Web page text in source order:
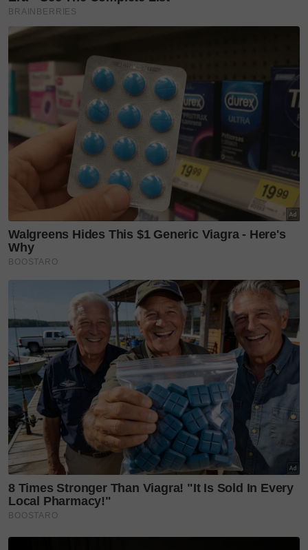
Tidak menjelaskan secara terperinci penyakit
dialami, pelawak berusia 46 tahun itu menegaskan
ia menjadi sebab terbesar beliau menamatkan karier
Pun begitu, pelakonAdnan Sempitdan
Ngangkung
itu berkata beliau masih memerlukan pekerjaan
namun enggan komitmennya terganggu disebabkan
masalah yang dihadapi.
"Ini tentang kesihatan. Saya tak mahu asyik bercuti
dan ganggu kawan-kawan lain.
"Saya tak datang sebelum ini bukan sengaja. Saya